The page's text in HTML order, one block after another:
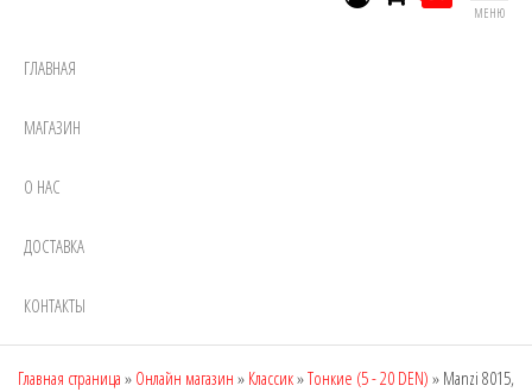
МЕНЮ
ГЛАВНАЯ
МАГАЗИН
О НАС
ДОСТАВКА
КОНТАКТЫ
Главная страница » Онлайн магазин » Классик»Тонкие (5 - 20 DEN) » Manzi 8015,